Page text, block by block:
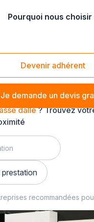
Pourquoi nous choisir
Devenir adhérent
Je demande un devis
dalle
dalle? Trouvez
prestation
recommandées